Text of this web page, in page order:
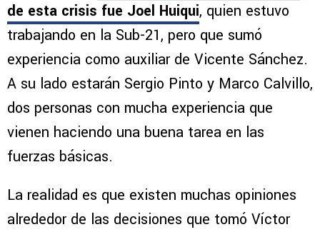
de esta crisis fue Joel Huiqui, quien estuvo
trabajando en la Sub-21, pero que sumó
experiencia como auxiliar de Vicente Sánchez.
A su lado estarán Sergio Pinto y Marco Calvillo,
dos personas con mucha experiencia que
vienen haciendo una buena tarea en las
fuerzas básicas.
La realidad es que existen muchas opiniones
alrededor de las decisiones que tomó Víctor